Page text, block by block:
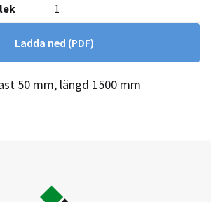
1
Ladda ned (PDF)
50 mm, längd 1500 mm